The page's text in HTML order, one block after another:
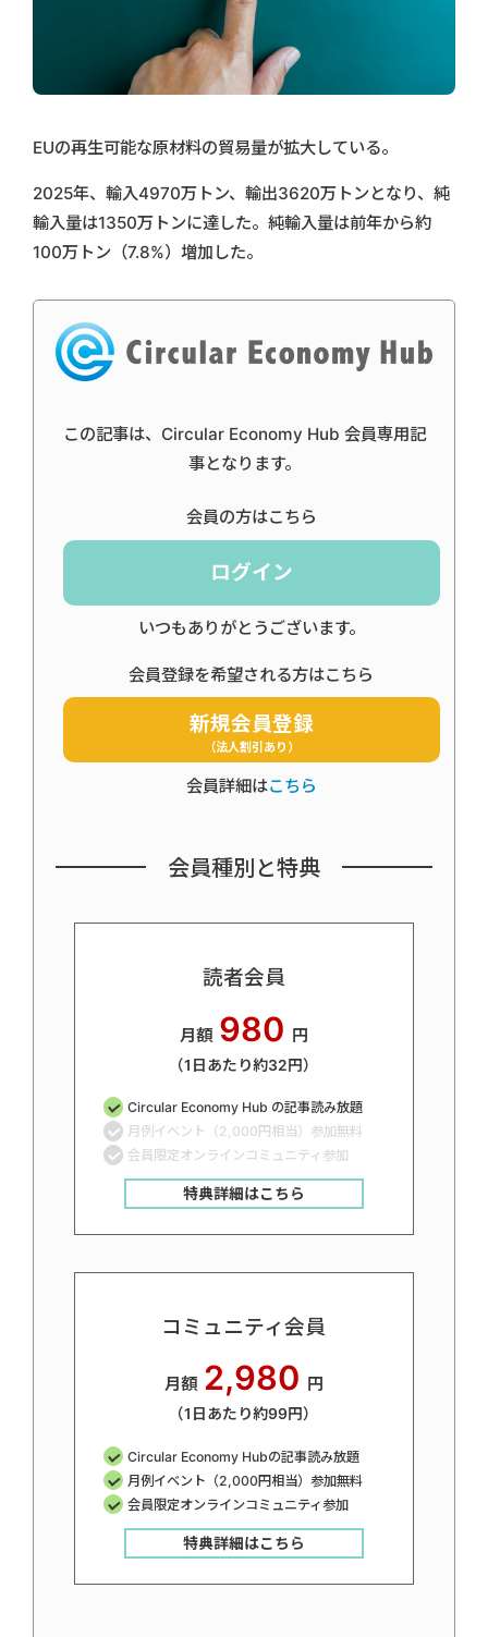
EUの再生可能な原材料の貿易量が拡大している。
2025年、輸入4970万トン、輸出3620万トンとなり、純
輸入量は1350万トンに達した。純輸入量は前年から約
100万トン（7.8%）増加した。
この記事は、Circular Economy Hub 会員専用記
事となります。
会員の方はこちら
ログイン
いつもありがとうございます。
会員登録を希望される方はこちら
新規会員登録
（法人割引あり）
会員詳細はこちら
会員種別と特典
読者会員
月額 980 円
（1日あたり約32円）
Circular Economy Hub の記事読み放題
月例イベント（2,000円相当）参加無料
会員限定オンラインコミュニティ参加
特典詳細はこちら
コミュニティ会員
月額 2,980 円
（1日あたり約99円）
Circular Economy Hubの記事読み放題
月例イベント（2,000円相当）参加無料
会員限定オンラインコミュニティ参加
特典詳細はこちら